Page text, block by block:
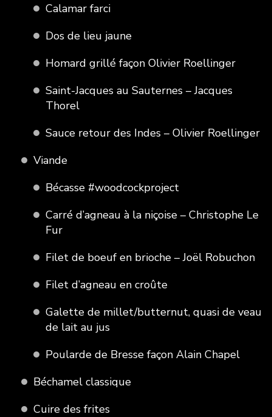
Calamar farci
Dos de lieu jaune
Homard grillé façon Olivier Roellinger
Saint-Jacques au Sauternes – Jacques
Thorel
Sauce retour des Indes – Olivier Roellinger
Viande
Bécasse #woodcockproject
Carré d’agneau à la niçoise – Christophe Le
Fur
Filet de boeuf en brioche – Joël Robuchon
Filet d’agneau en croûte
Galette de millet/butternut, quasi de veau
de lait au jus
Poularde de Bresse façon Alain Chapel
Béchamel classique
Cuire des frites